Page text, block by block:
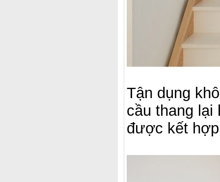
Tận dụng
cầu thang lại
được kết